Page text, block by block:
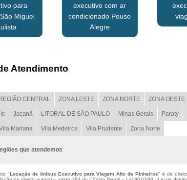
para
Miguel
executivo com ar
condicionado Pouso
Alegre
Atendimento
REGIÃO CENTRAL ZONA LESTE ZONA NORTE ZONA OESTE
Jaçanã LITORAL DE SÃO PAULO Minas Gerais Paraty
Mariana Vila Medeiros Vila Prudente Zona Norte
que atendemos
"Locação de ônibus Executivo para Viagem Alto de Pinheiros" é de